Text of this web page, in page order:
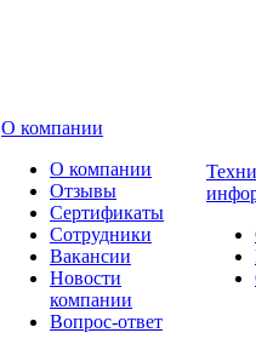
О компании
О компании
Отзывы
Сертификаты
Сотрудники
Вакансии
Новости
компании
Вопрос-ответ